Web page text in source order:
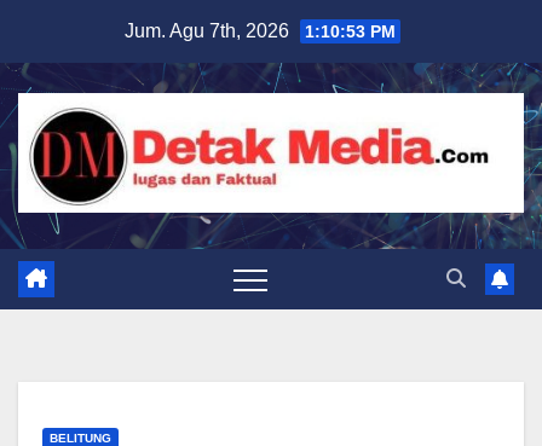
content
Jum. Agu 7th, 2026 1:10:54 PM
BELITUNG